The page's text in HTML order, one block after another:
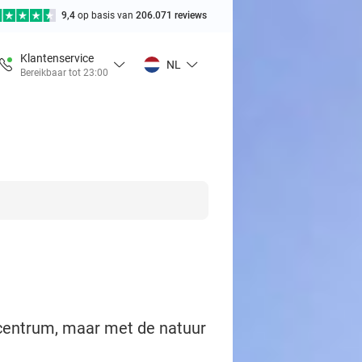
9,4 op basis van 206.071 reviews
Klantenservice
Bereikbaar tot 23:00
NL
maar met de natuur